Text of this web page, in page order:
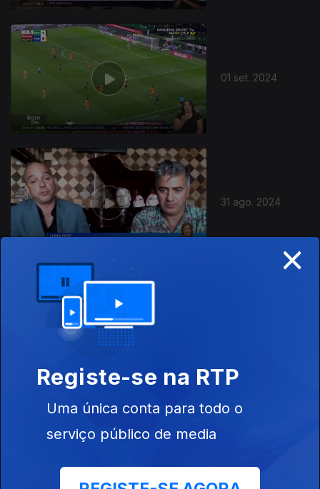
01 set. 2024
31 ago. 2024
790877
×
Registe-se na RTP
Uma única conta para todo o
serviço público de media